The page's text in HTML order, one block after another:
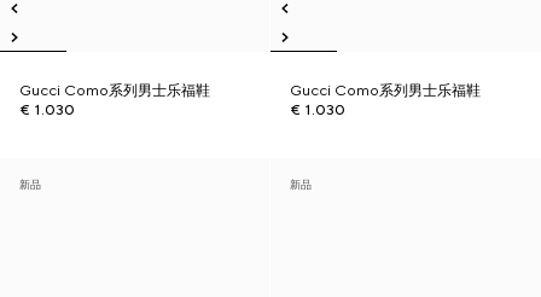
Gucci Como系列男士乐福鞋
€ 1.030
Gucci Como系列男士乐福鞋
€ 1.030
新品 新品